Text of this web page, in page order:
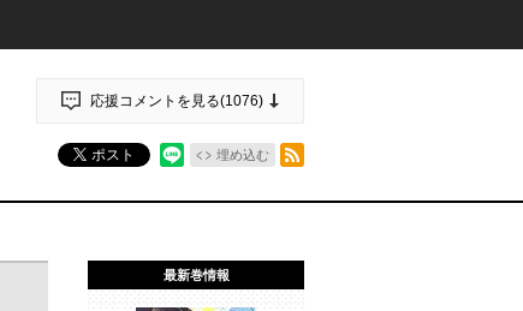
応援コメントを見る(1076)
ポスト 埋め込む
最新巻情報